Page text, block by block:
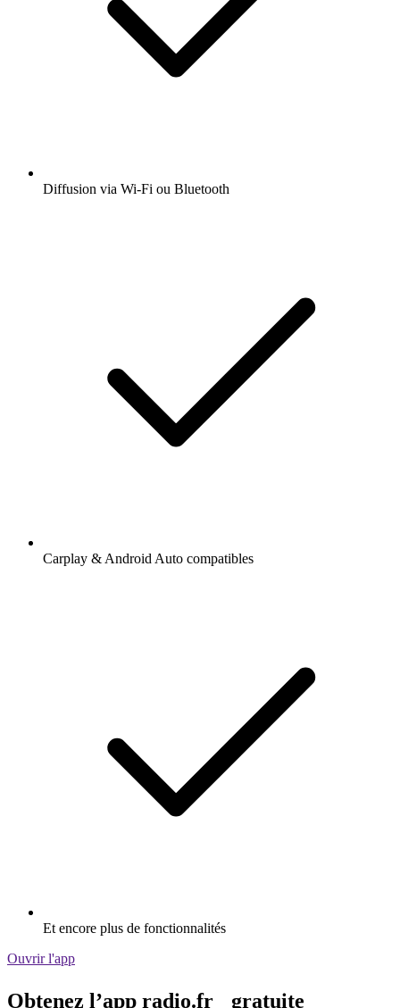
Diffusion via Wi-Fi ou Bluetooth
Carplay & Android Auto compatibles
Et encore plus de fonctionnalités
Ouvrir l'app
Obtenez l’app radio.fr gratuite